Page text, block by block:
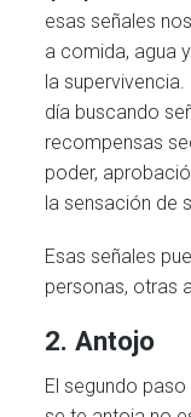
esas señales
a comida, agua
la
día buscando
recompensas
poder,
la sensación de
Esas señales
personas, otras
2. Antojo
El segundo